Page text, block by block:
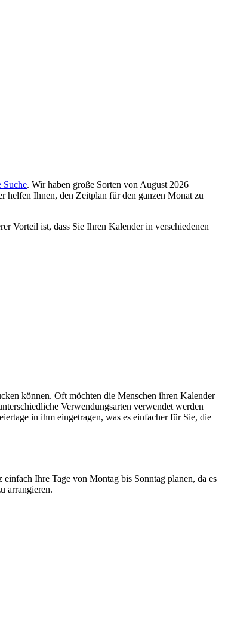
Suche. Wir haben große Sorten von August 2026
helfen Ihnen, den Zeitplan für den ganzen Monat zu
Vorteil ist, dass Sie Ihren Kalender in verschiedenen
können. Oft möchten die Menschen ihren Kalender
Verwendungsarten verwendet werden
in ihm eingetragen, was es einfacher für Sie, die
Ihre Tage von Montag bis Sonntag planen, da es
arrangieren.